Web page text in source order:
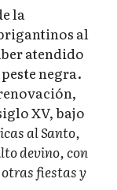
la
al
atendido
negra.
XV, bajo
al Santo,
devino, con
fiestas y